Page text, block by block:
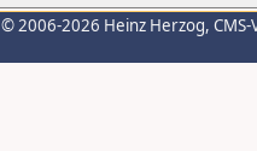
© 2006-2026 Heinz Herzog,